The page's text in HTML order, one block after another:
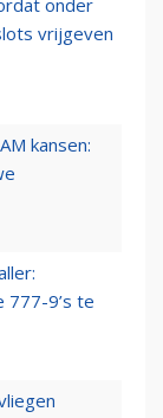
onder
vrijgeven
kansen:
9’s te